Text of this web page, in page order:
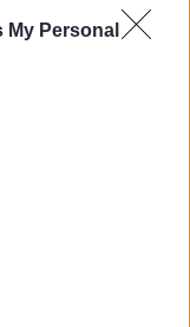
My Personal